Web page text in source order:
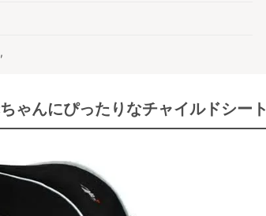
ゃんにぴったりなチャイルドシート